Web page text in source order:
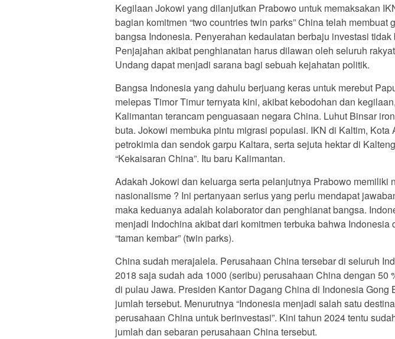
Kegilaan Jokowi yang dilanjutkan Prabowo untuk memaksakan
bagian komitmen “two countries twin parks” China telah membuat
bangsa Indonesia. Penyerahan kedaulatan berbaju investasi tidak
Penjajahan akibat penghianatan harus dilawan oleh seluruh
Undang dapat menjadi sarana bagi sebuah kejahatan politik.
Bangsa Indonesia yang dahulu berjuang keras untuk merebut
melepas Timor Timur ternyata kini, akibat kebodohan dan
Kalimantan terancam penguasaan negara China. Luhut Binsar
buta. Jokowi membuka pintu migrasi populasi. IKN di Kaltim, Kota
petrokimia dan sendok garpu Kaltara, serta sejuta hektar di
“Kekaisaran China”. Itu baru Kalimantan.
Adakah Jokowi dan keluarga serta pelanjutnya Prabowo memiliki
nasionalisme ? Ini pertanyaan serius yang perlu mendapat
maka keduanya adalah kolaborator dan penghianat bangsa.
menjadi Indochina akibat dari komitmen terbuka bahwa Indonesia
“taman kembar” (twin parks).
China sudah merajalela. Perusahaan China tersebar di seluruh
2018 saja sudah ada 1000 (seribu) perusahaan China dengan 50
di pulau Jawa. Presiden Kantor Dagang China di Indonesia Gong
jumlah tersebut. Menurutnya “Indonesia menjadi salah satu
perusahaan China untuk berinvestasi”. Kini tahun 2024 tentu
jumlah dan sebaran perusahaan China tersebut.